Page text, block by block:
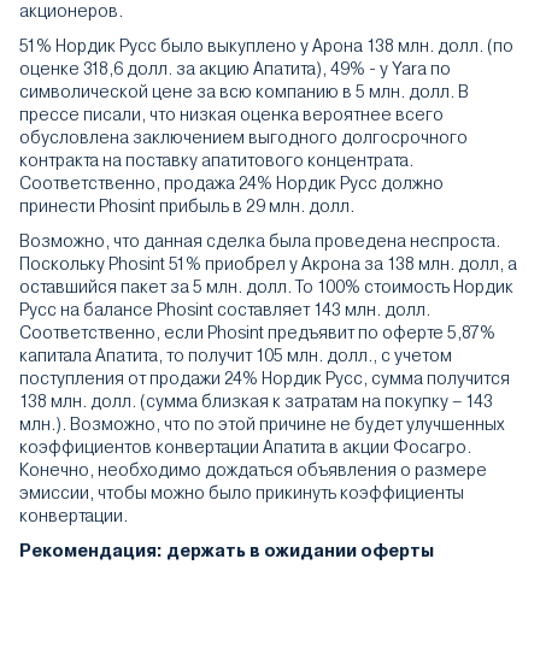
акционеров.
51% Нордик Русс было выкуплено у Арона 138 млн. долл. (по
оценке 318,6 долл. за акцию Апатита), 49% - у Yara по
символической цене за всю компанию в 5 млн. долл. В
прессе писали, что низкая оценка вероятнее всего
обусловлена заключением выгодного долгосрочного
контракта на поставку апатитового концентрата.
Соответственно, продажа 24% Нордик Русс должно
принести Phosint прибыль в 29 млн. долл.
Возможно, что данная сделка была проведена неспроста.
Поскольку Phosint 51% приобрел у Акрона за 138 млн. долл, а
оставшийся пакет за 5 млн. долл. То 100% стоимость Нордик
Русс на балансе Phosint составляет 143 млн. долл.
Соответственно, если Phosint предъявит по оферте 5,87%
капитала Апатита, то получит 105 млн. долл., с учетом
поступления от продажи 24% Нордик Русс, сумма получится
138 млн. долл. (сумма близкая к затратам на покупку – 143
млн.). Возможно, что по этой причине не будет улучшенных
коэффициентов конвертации Апатита в акции Фосагро.
Конечно, необходимо дождаться объявления о размере
эмиссии, чтобы можно было прикинуть коэффициенты
конвертации.
Рекомендация: держать в ожидании оферты